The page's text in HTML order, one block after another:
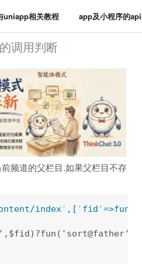
uniapp相关教程 app及小程序的
调用判断
频道的父栏目.如果父栏目不存
index ' ,[ ' fid ' =>fun(